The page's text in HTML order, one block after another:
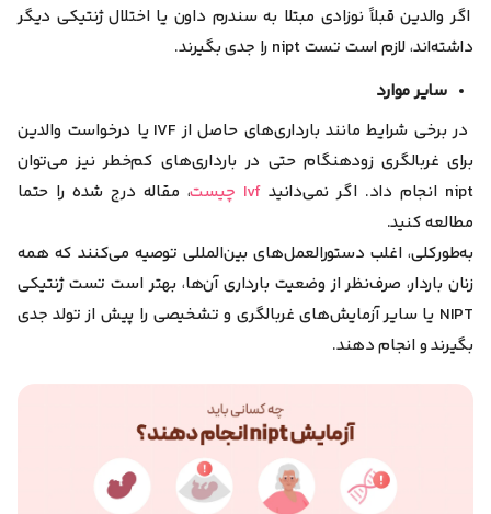
اگر والدین قبلاً نوزادی مبتلا به سندرم داون یا اختلال ژنتیکی دیگر
داشته‌اند، لازم است تست nipt را جدی بگیرند.
سایر موارد
در برخی شرایط مانند بارداری‌های حاصل از IVF یا درخواست والدین
برای غربالگری زودهنگام حتی در بارداری‌های کم‌خطر نیز می‌توان
nipt انجام داد. اگر نمی‌دانید
Ivf چیست
، مقاله درج شده را حتما
مطالعه کنید.
به‌طور‌کلی، اغلب دستورالعمل‌های بین‌المللی توصیه می‌کنند که همه
زنان باردار، صرف‌نظر از وضعیت بارداری آن‌ها، بهتر است تست ژنتیکی
NIPT یا سایر آزمایش‌های غربالگری و تشخیصی را پیش از تولد جدی
بگیرند و انجام دهند.